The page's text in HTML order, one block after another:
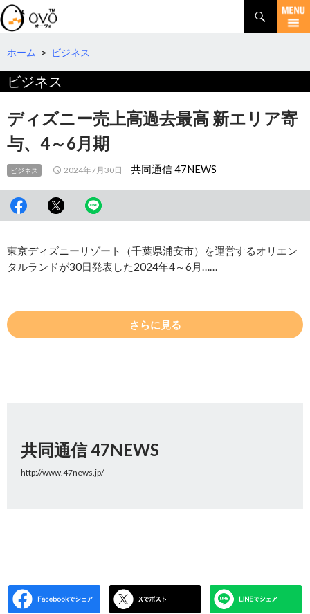
検
索
コ
テ
へ
ホーム > ビジネス
ビジネス
ディズニー売上高過去最高 新エリア寄
与、4～6月期
ビジネス 2024年7月30日 共同通信 47NEWS
東京ディズニーリゾート（千葉県浦安市）を運営するオリエン
タルランドが30日発表した2024年4～6月……
さらに見る
共同通信 47NEWS
http://www.47news.jp/